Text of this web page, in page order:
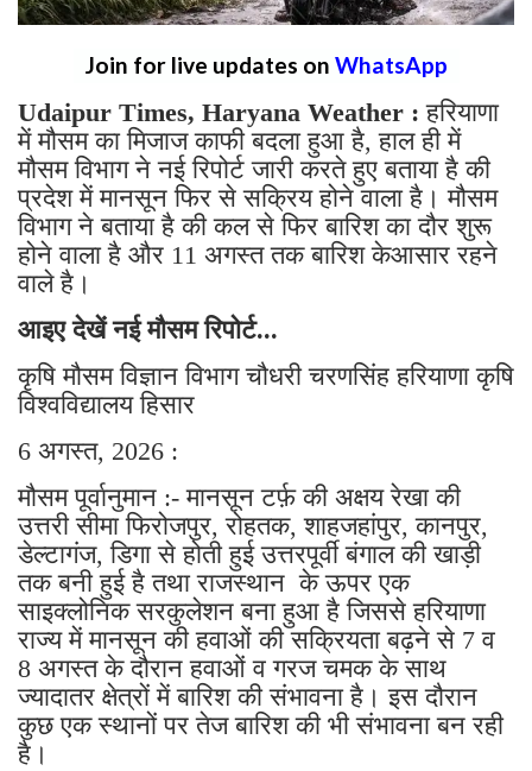
Join for live updates on WhatsApp
Udaipur Times, Haryana Weather :हरियाणा
में मौसम का मिजाज काफी बदला हुआ है, हाल ही में
मौसम विभाग ने नई रिपोर्ट जारी करते हुए बताया है की
प्रदेश में मानसून फिर से सक्रिय होने वाला है। मौसम
विभाग ने बताया है की कल से फिर बारिश का दौर शुरू
होने वाला है और 11 अगस्त तक बारिश केआसार रहने
वाले है।
आइए देखें नई मौसम रिपोर्ट...
कृषि मौसम विज्ञान विभाग चौधरी चरणसिंह हरियाणा कृषि
विश्वविद्यालय हिसार
6 अगस्त, 2026 :
मौसम पूर्वानुमान :- मानसून टर्फ़ की अक्षय रेखा की
उत्तरी सीमा फिरोजपुर, रोहतक, शाहजहांपुर, कानपुर,
डेल्टागंज, डिगा से होती हुई उत्तरपूर्वी बंगाल की खाड़ी
तक बनी हुई है तथा राजस्थान के ऊपर एक
साइक्लोनिक सरकुलेशन बना हुआ है जिससे हरियाणा
राज्य में मानसून की हवाओं की सक्रियता बढ़ने से 7 व
8 अगस्त के दौरान हवाओं व गरज चमक के साथ
ज्यादातर क्षेत्रों में बारिश की संभावना है। इस दौरान
कुछ एक स्थानों पर तेज बारिश की भी संभावना बन रही
है।